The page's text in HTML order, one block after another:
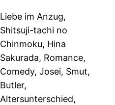
Liebe im Anzug,
Shitsuji-tachi no
Chinmoku, Hina
Sakurada, Romance,
Comedy, Josei, Smut,
Butler,
Altersunterschied,